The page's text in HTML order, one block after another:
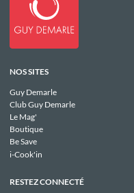
NOS SITES
Guy Demarle
Club Guy Demarle
Le Mag'
Boutique
Be Save
i-Cook'in
RESTEZ CONNECTÉ